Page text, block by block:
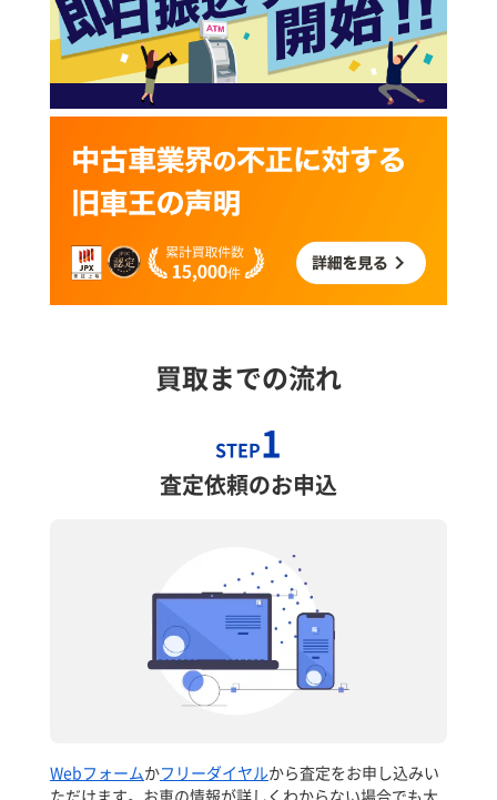
買取までの流れ
STEP1
査定依頼のお申込
Webフォームかフリーダイヤルから査定をお申し込みい
ただけます。お車の情報が詳しくわからない場合でも大